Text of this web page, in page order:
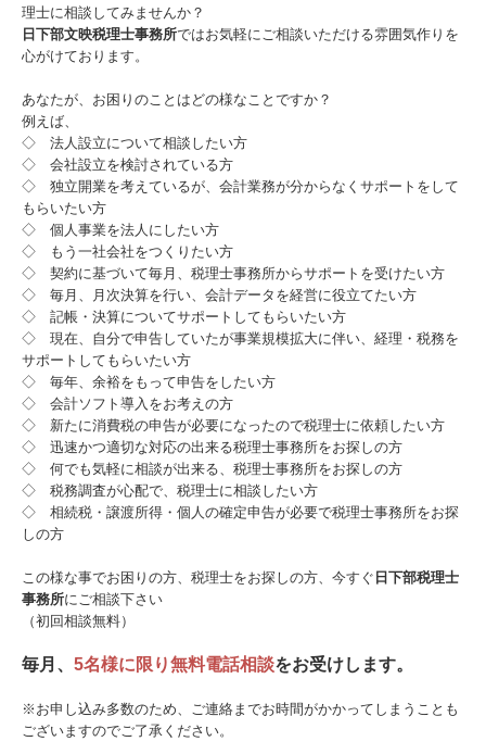
事務所紹介
経営理念
交通案内
業務案内
セミナー案内
よくある質問
料金について
関連リンク
リンク集
お問合せ
関与先向け融資商品ご紹介
戦略財務情報システム
継続MASシステム
理士に相談してみませんか？
日下部文映税理士事務所ではお気軽にご相談いただける雰囲気作りを
心がけております。
あなたが、お困りのことはどの様なことですか？
例えば、
◇ 法人設立について相談したい方
◇ 会社設立を検討されている方
◇ 独立開業を考えているが、会計業務が分からなくサポートをして
もらいたい方
◇ 個人事業を法人にしたい方
◇ もう一社会社をつくりたい方
◇ 契約に基づいて毎月、税理士事務所からサポートを受けたい方
◇ 毎月、月次決算を行い、会計データを経営に役立てたい方
◇ 記帳・決算についてサポートしてもらいたい方
◇ 現在、自分で申告していたが事業規模拡大に伴い、経理・税務を
サポートしてもらいたい方
◇ 毎年、余裕をもって申告をしたい方
◇ 会計ソフト導入をお考えの方
◇ 新たに消費税の申告が必要になったので税理士に依頼したい方
◇ 迅速かつ適切な対応の出来る税理士事務所をお探しの方
◇ 何でも気軽に相談が出来る、税理士事務所をお探しの方
◇ 税務調査が心配で、税理士に相談したい方
◇ 相続税・譲渡所得・個人の確定申告が必要で税理士事務所をお探
しの方
この様な事でお困りの方、税理士をお探しの方、今すぐ 日下部税理士
事務所にご相談下さい
（初回相談無料）
毎月、 5名様に限り無料電話相談をお受けします。
※お申し込み多数のため、ご連絡までお時間がかかってしまうことも
ございますのでご了承ください。